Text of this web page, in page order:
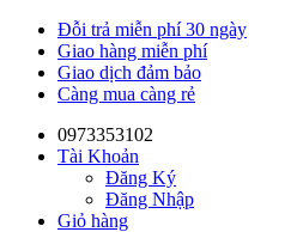
Đỗi trả miễn phí 30 ngày
Giao hàng miễn phí
Giao dịch đảm bảo
Càng mua càng rẻ
0973353102
Tài Khoản
Đăng Ký
Đăng Nhập
Giỏ hàng